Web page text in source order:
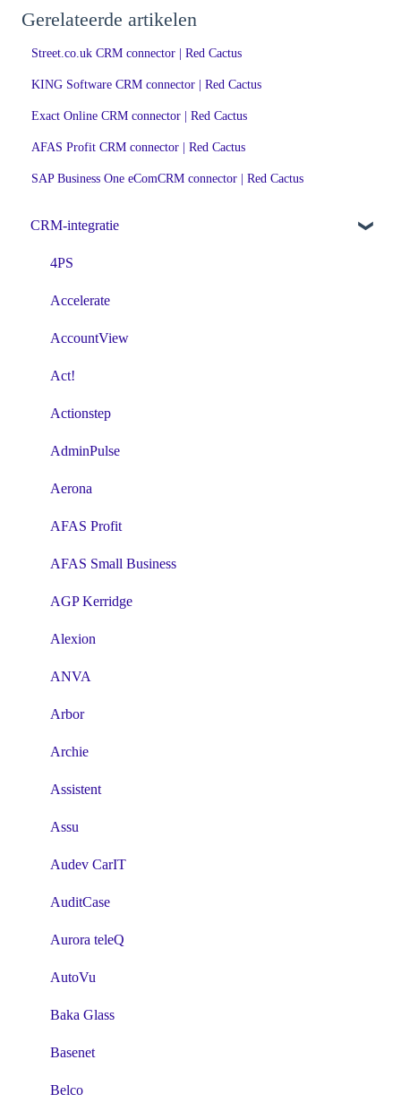
Gerelateerde artikelen
Street.co.uk CRM connector | Red Cactus
KING Software CRM connector | Red Cactus
Exact Online CRM connector | Red Cactus
AFAS Profit CRM connector | Red Cactus
SAP Business One eComCRM connector | Red Cactus
CRM-integratie
4PS
Accelerate
AccountView
Act!
Actionstep
AdminPulse
Aerona
AFAS Profit
AFAS Small Business
AGP Kerridge
Alexion
ANVA
Arbor
Archie
Assistent
Assu
Audev CarIT
AuditCase
Aurora teleQ
AutoVu
Baka Glass
Basenet
Belco